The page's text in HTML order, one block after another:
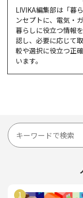
LIVIKA編集部は「暮
ンセプトに、電気・
暮らしに役立つ情報
認し、必要に応じて
較や選択に役立つ正
います。